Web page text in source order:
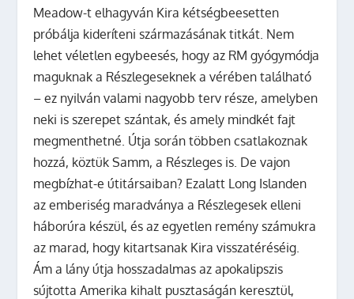
Meadow-t elhagyván Kira kétségbeesetten
próbálja kideríteni származásának titkát. Nem
lehet véletlen egybeesés, hogy az RM gyógymódja
maguknak a Részlegeseknek a vérében található
– ez nyilván valami nagyobb terv része, amelyben
neki is szerepet szántak, és amely mindkét fajt
megmenthetné. Útja során többen csatlakoznak
hozzá, köztük Samm, a Részleges is. De vajon
megbízhat-e útitársaiban? Ezalatt Long Islanden
az emberiség maradványa a Részlegesek elleni
háborúra készül, és az egyetlen remény számukra
az marad, hogy kitartsanak Kira visszatéréséig.
Ám a lány útja hosszadalmas az apokalipszis
sújtotta Amerika kihalt pusztaságán keresztül,